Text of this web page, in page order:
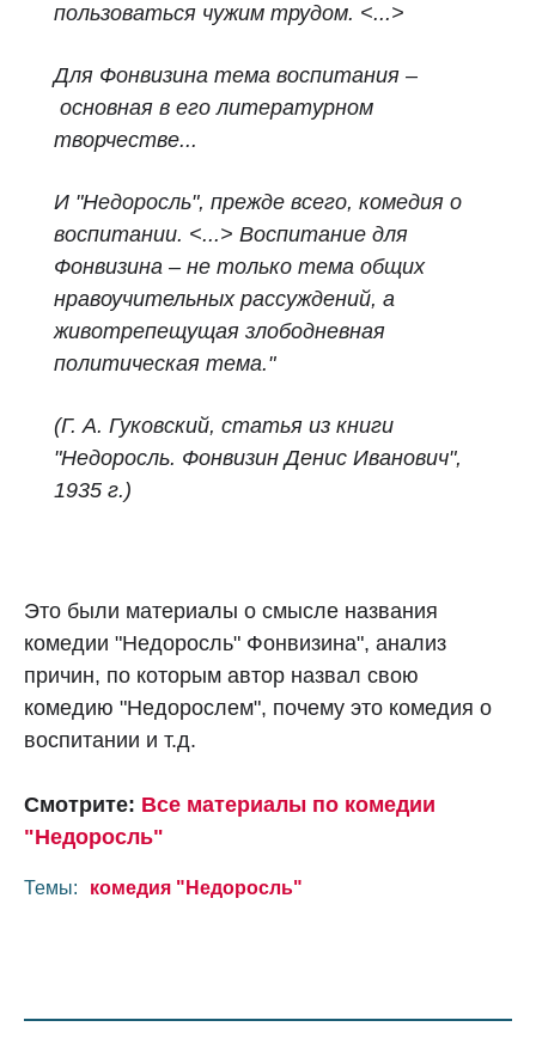
пользоваться чужим трудом. <...>
Для Фонвизина тема воспитания –
основная в его литературном
творчестве...
И "Недоросль", прежде всего, комедия о
воспитании. <...> Воспитание для
Фонвизина – не только тема общих
нравоучительных рассуждений, а
животрепещущая злободневная
политическая тема."
(Г. А. Гуковский, статья из книги
"Недоросль. Фонвизин Денис Иванович",
1935 г.)
Это были материалы о смысле названия
комедии "Недоросль" Фонвизина", анализ
причин, по которым автор назвал свою
комедию "Недорослем", почему это комедия о
воспитании и т.д.
Смотрите: Все материалы по комедии
"Недоросль"
Темы: комедия "Недоросль"